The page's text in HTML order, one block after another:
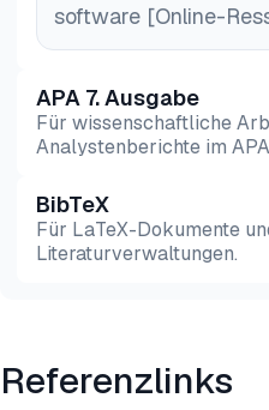
software [Online-
APA 7. Ausgabe
Für wissenschaftliche
Analystenberichte im
Vorschau
BibTeX
Für LaTeX-Dokumente
Literaturverwaltungen.
@misc{dilmegani2026,
Referenzlinks